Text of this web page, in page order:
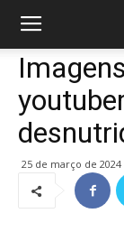
25 de março de 2024